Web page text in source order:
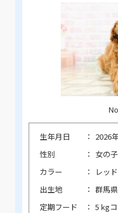
生年月日
2026
性別
女の子
カラー
レッド
出生地
群馬
定期フード
5 kg